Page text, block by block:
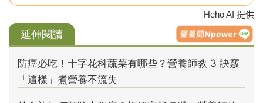
Heho AI 提供